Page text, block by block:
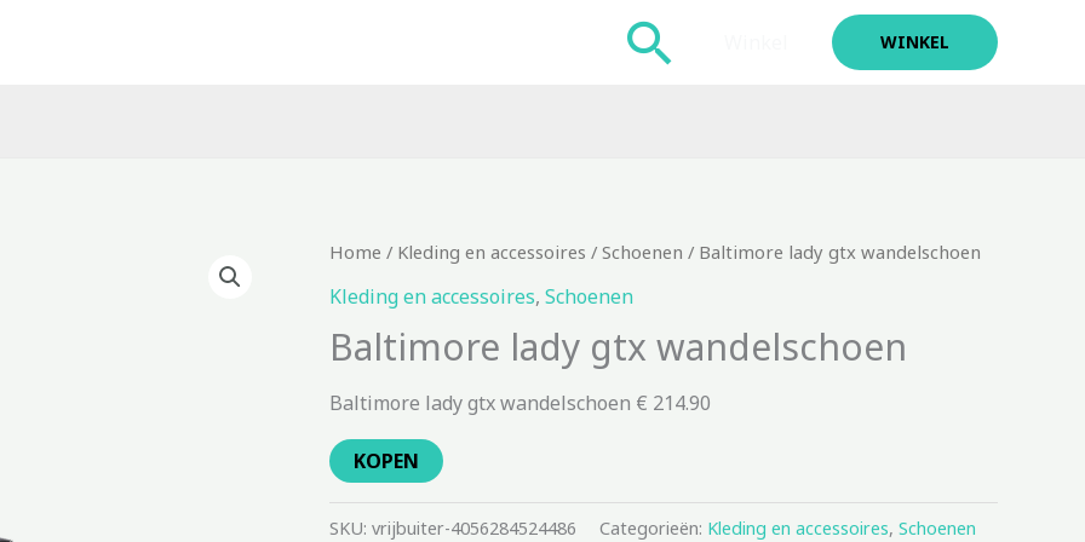
Zoeken WINKEL
Home / Kleding en accessoires / Schoenen / Baltimore lady gtx wandelschoen
Kleding en accessoires, Schoenen
Baltimore lady gtx wandelschoen
Baltimore lady gtx wandelschoen € 214.90
KOPEN
SKU: vrijbuiter-4056284524486 Categorieën: Kleding en accessoires, Schoenen